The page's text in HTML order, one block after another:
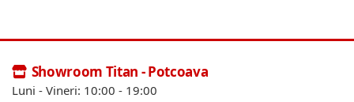
Showroom Titan - Potcoava
Luni - Vineri: 10:00 - 19:00